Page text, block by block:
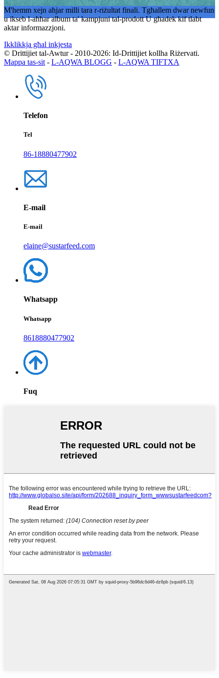
M'hemm xejn aħjar milli tara r-riżultat finali. Tgħallem dwar newfun
u ikseb l-aħħar album ta' kampjuni tal-prodott U għadek kif tlabt
aktar informazzjoni.
Ikklikkja għal inkjesta
© Drittijiet tal-Awtur - 2010-2026: Id-Drittijiet kollha Riżervati.
Mappa tas-sit - L-AQWA BLOGG - L-AQWA TIFTXA
Telefon
Tel
86-18880477902
E-mail
E-mail
elaine@sustarfeed.com
Whatsapp
Whatsapp
8618880477902
Fuq